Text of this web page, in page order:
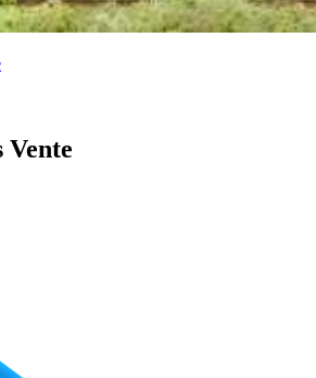
Vente